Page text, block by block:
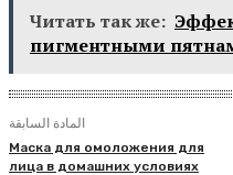
Читать так же:
пигментными
المادة السابقة
Маска для омоложения для
лица в домашних условиях